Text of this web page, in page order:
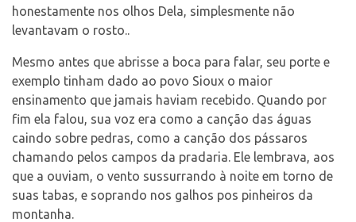
honestamente nos olhos Dela, simplesmente não
levantavam o rosto..
Mesmo antes que abrisse a boca para falar, seu porte e
exemplo tinham dado ao povo Sioux o maior
ensinamento que jamais haviam recebido. Quando por
fim ela falou, sua voz era como a canção das águas
caindo sobre pedras, como a canção dos pássaros
chamando pelos campos da pradaria. Ele lembrava, aos
que a ouviam, o vento sussurrando à noite em torno de
suas tabas, e soprando nos galhos pos pinheiros da
montanha.